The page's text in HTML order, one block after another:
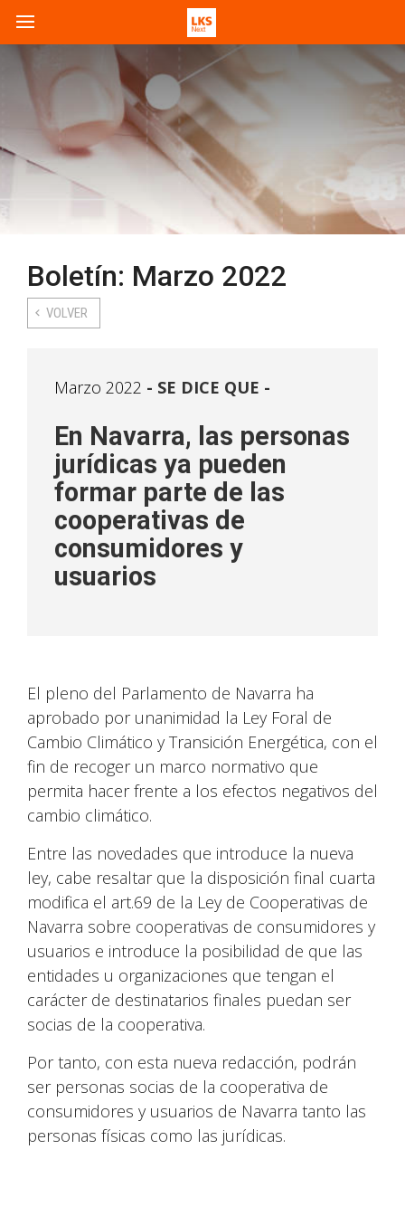
Boletín: Marzo 2022
VOLVER
Marzo 2022 SE DICE QUE -
En Navarra, las personas
jurídicas ya pueden
formar parte de las
cooperativas de
consumidores y
usuarios
El pleno del Parlamento de Navarra ha
aprobado por unanimidad la Ley Foral de
Cambio Climático y Transición Energética, con el
fin de recoger un marco normativo que
permita hacer frente a los efectos negativos del
cambio climático.
Entre las novedades que introduce la nueva
ley, cabe resaltar que la disposición final cuarta
modifica el art.69 de la Ley de Cooperativas de
Navarra sobre cooperativas de consumidores y
usuarios e introduce la posibilidad de que las
entidades u organizaciones que tengan el
carácter de destinatarios finales puedan ser
socias de la cooperativa.
Por tanto, con esta nueva redacción, podrán
ser personas socias de la cooperativa de
consumidores y usuarios de Navarra tanto las
personas físicas como las jurídicas.